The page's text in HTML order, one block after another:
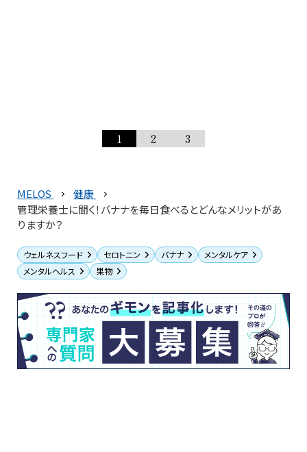
1 2 3
MELOS
健康
管理栄養士に聞く！バナナを毎日食べるとどんなメリットがあ
りますか？
ウェルネスフード セロトニン バナナ
メンタルケア
メンタルヘルス
果物